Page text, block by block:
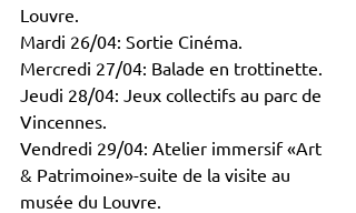
Louvre.
Mardi 26/04: Sortie Cinéma.
Mercredi 27/04: Balade en trottinette.
Jeudi 28/04: Jeux collectifs au parc de
Vincennes.
Vendredi 29/04: Atelier immersif «Art
& Patrimoine»-suite de la visite au
musée du Louvre.